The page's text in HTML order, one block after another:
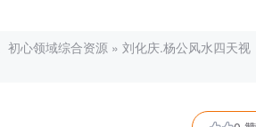
初心领域综合资源 » 刘化庆.杨公风水四天视